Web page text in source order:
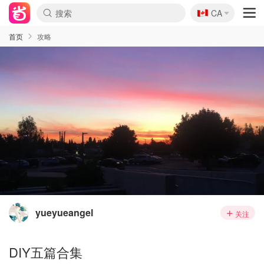
🇨🇦
CA
首页 攻略
yueyueangel 关注
DIY五篇合集